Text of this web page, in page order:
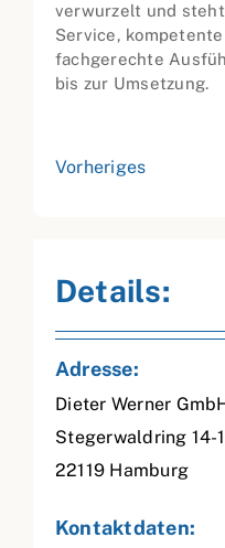
verwurzelt und
Service,
fachgerechte
bis zur Umsetzung.
Vorheriges
Details:
Adresse:
Dieter Werner
Stegerwaldring 14-
22119 Hamburg
Kontaktdaten: